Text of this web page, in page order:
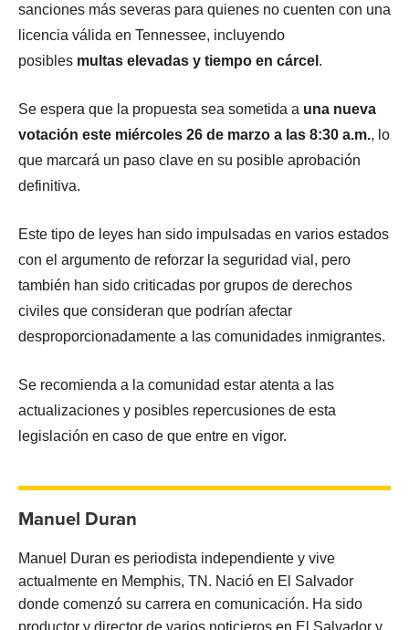
sanciones más severas para quienes no cuenten con una
licencia válida en Tennessee, incluyendo
posibles multas elevadas y tiempo en cárcel .
Se espera que la propuesta sea sometida a una nueva
votación este miércoles 26 de marzo a las 8:30 a.m., lo
que marcará un paso clave en su posible aprobación
definitiva.
Este tipo de leyes han sido impulsadas en varios estados
con el argumento de reforzar la seguridad vial, pero
también han sido criticadas por grupos de derechos
civiles que consideran que podrían afectar
desproporcionadamente a las comunidades inmigrantes.
Se recomienda a la comunidad estar atenta a las
actualizaciones y posibles repercusiones de esta
legislación en caso de que entre en vigor.
Manuel Duran
Manuel Duran es periodista independiente y vive
actualmente en Memphis, TN. Nació en El Salvador
donde comenzó su carrera en comunicación. Ha sido